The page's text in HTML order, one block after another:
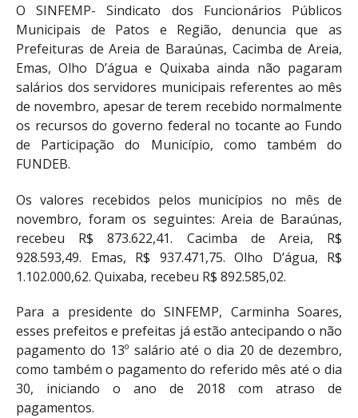
O SINFEMP- Sindicato dos Funcionários Públicos
Municipais de Patos e Região, denuncia que as
Prefeituras de Areia de Baraúnas, Cacimba de Areia,
Emas, Olho D’água e Quixaba ainda não pagaram
salários dos servidores municipais referentes ao mês
de novembro, apesar de terem recebido normalmente
os recursos do governo federal no tocante ao Fundo
de Participação do Município, como também do
FUNDEB.
Os valores recebidos pelos municípios no mês de
novembro, foram os seguintes: Areia de Baraúnas,
recebeu R$ 873.622,41. Cacimba de Areia, R$
928.593,49. Emas, R$ 937.471,75. Olho D’água, R$
1.102.000,62. Quixaba, recebeu R$ 892.585,02.
Para a presidente do SINFEMP, Carminha Soares,
esses prefeitos e prefeitas já estão antecipando o não
pagamento do 13º salário até o dia 20 de dezembro,
como também o pagamento do referido mês até o dia
30, iniciando o ano de 2018 com atraso de
pagamentos.